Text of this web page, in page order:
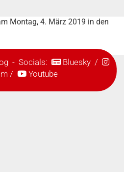
Montag, 4. März 2019 in den
- Socials: Bluesky/
/ Youtube